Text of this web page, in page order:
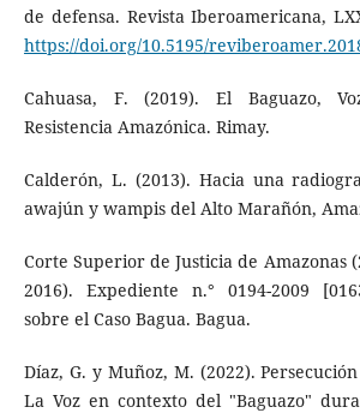
de defensa. Revista Iberoamericana,
https://doi.org/10.5195/
Cahuasa, F. (2019). El Baguazo,
Resistencia Amazónica. Rimay.
Calderón, L. (2013). Hacia una
awajún y wampis del Alto Marañón,
Corte Superior de Justicia de Amazonas
2016). Expediente n.° 0194-2009
sobre el Caso Bagua. Bagua.
Díaz, G. y Muñoz, M. (2022).
La Voz en contexto del "Baguazo"